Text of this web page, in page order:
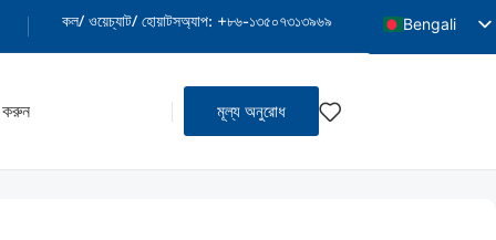
কল/ ওয়েচ্যাট/ হোয়াটসঅ্যাপ: +৮৬-১৩৫০৭৩১৩৯৬৯
Bengali
English
করুন মূল্য অনুরোধ